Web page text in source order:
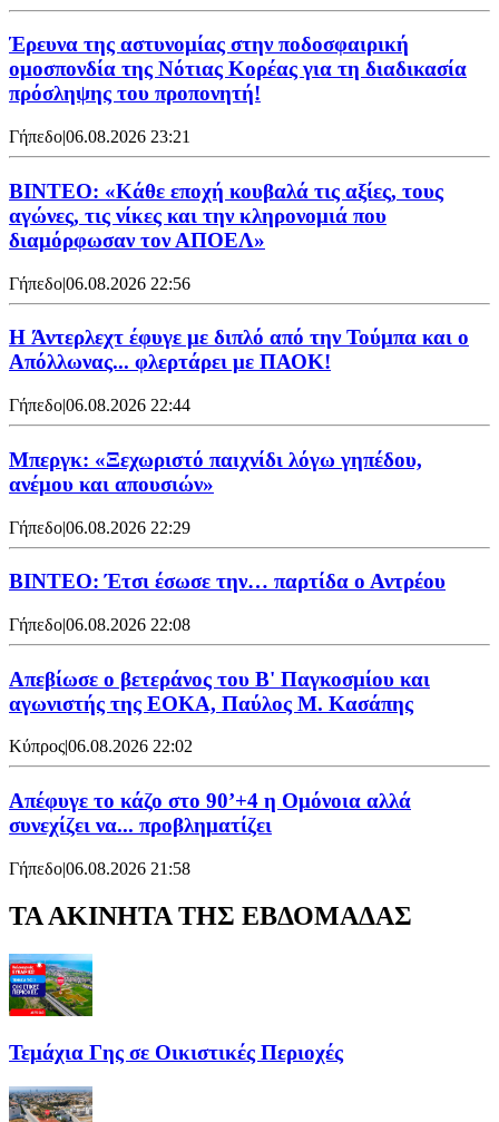
Έρευνα της αστυνομίας στην ποδοσφαιρική
ομοσπονδία της Νότιας Κορέας για τη διαδικασία
πρόσληψης του προπονητή!
Γήπεδο|06.08.2026 23:21
ΒΙΝΤΕΟ: «Κάθε εποχή κουβαλά τις αξίες, τους
αγώνες, τις νίκες και την κληρονομιά που
διαμόρφωσαν τον ΑΠΟΕΛ»
Γήπεδο|06.08.2026 22:56
H Άντερλεχτ έφυγε με διπλό από την Τούμπα και ο
Απόλλωνας... φλερτάρει με ΠΑΟΚ!
Γήπεδο|06.08.2026 22:44
Μπεργκ: «Ξεχωριστό παιχνίδι λόγω γηπέδου,
ανέμου και απουσιών»
Γήπεδο|06.08.2026 22:29
ΒΙΝΤΕΟ: Έτσι έσωσε την… παρτίδα ο Αντρέου
Γήπεδο|06.08.2026 22:08
Απεβίωσε ο βετεράνος του Β' Παγκοσμίου και
αγωνιστής της ΕΟΚΑ, Παύλος Μ. Κασάπης
Κύπρος|06.08.2026 22:02
Απέφυγε το κάζο στο 90’+4 η Ομόνοια αλλά
συνεχίζει να... προβληματίζει
Γήπεδο|06.08.2026 21:58
ΤΑ ΑΚΙΝΗΤΑ ΤΗΣ ΕΒΔΟΜΑΔΑΣ
Τεμάχια Γης σε Οικιστικές Περιοχές